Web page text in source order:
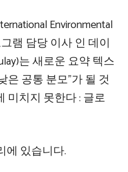
Environmental
램 담당 이사 인 데이
는 새로운 요약 텍스
은 공통 분모”가 될 것
미치지 못한다 : 글로
에 있습니다.